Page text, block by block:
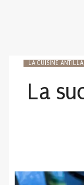
LA CUISINE
La